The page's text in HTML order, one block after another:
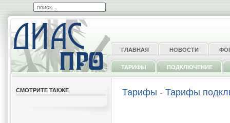
ГЛАВНАЯ НОВОСТИ
ТАРИФЫ ПОДКЛЮЧЕНИЕ
СМОТРИТЕ ТАКЖЕ Тарифы - Тарифы